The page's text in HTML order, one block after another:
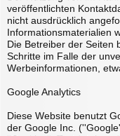
veröffentlichten
nicht ausdrücklich
Informationsmaterialien
Die Betreiber der Seiten
Schritte im Falle der
Werbeinformationen,
Google Analytics
Diese Website benutzt
der Google Inc.